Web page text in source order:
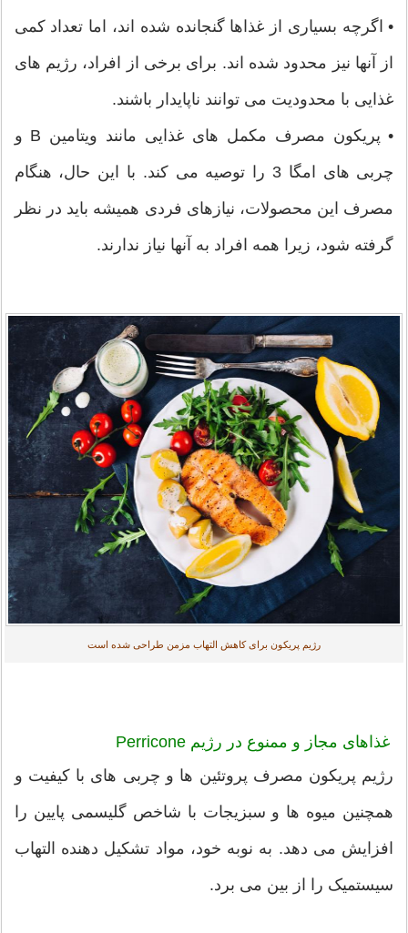
• اگرچه بسیاری از غذاها گنجانده شده اند، اما تعداد کمی
از آنها نیز محدود شده اند. برای برخی از افراد، رژیم های
غذایی با محدودیت می توانند ناپایدار باشند.
• پریکون مصرف مکمل های غذایی مانند ویتامین B و
چربی های امگا 3 را توصیه می کند. با این حال، هنگام
مصرف این محصولات، نیازهای فردی همیشه باید در نظر
گرفته شود، زیرا همه افراد به آنها نیاز ندارند.
رژیم پریکون برای کاهش التهاب مزمن طراحی شده است
غذاهای مجاز و ممنوع در رژیم Perricone
رژیم پریکون مصرف پروتئین ها و چربی های با کیفیت و
همچنین میوه ها و سبزیجات با شاخص گلیسمی پایین را
افزایش می دهد. به نوبه خود، مواد تشکیل دهنده التهاب
سیستمیک را از بین می برد.